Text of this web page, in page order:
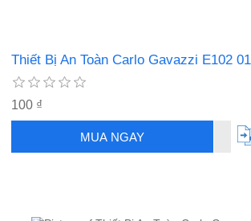
Thiết Bị An Toàn Carlo Gavazzi E102
100 ₫
MUA NGAY